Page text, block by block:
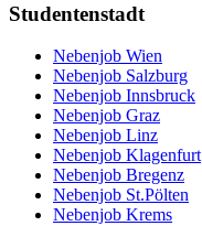
Studentenstadt
Nebenjob Wien
Nebenjob Salzburg
Nebenjob Innsbruck
Nebenjob Graz
Nebenjob Linz
Nebenjob Klagenfurt
Nebenjob Bregenz
Nebenjob St.Pölten
Nebenjob Krems